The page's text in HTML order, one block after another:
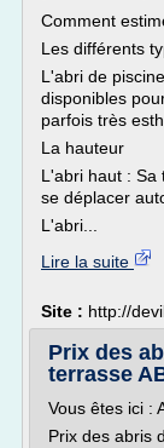
Comment
Les différents
L'abri de
disponibles
parfois très
La hauteur
L'abri haut : Sa
se déplacer
L'abri...
Lire la suite
Site : http://
Prix des
terrasse
Vous êtes ici :
Prix des abris